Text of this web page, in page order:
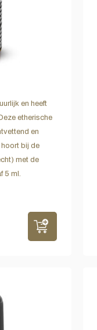
en heeft
etherische
en
hoort bij de
met de
5 ml.